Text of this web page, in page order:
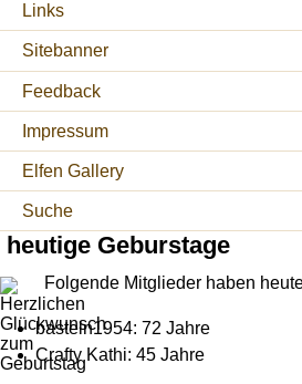
Links
Sitebanner
Feedback
Impressum
Elfen Gallery
Suche
heutige Geburstage
Folgende Mitglieder haben
basteln1954: 72 Jahre
Crafty Kathi: 45 Jahre